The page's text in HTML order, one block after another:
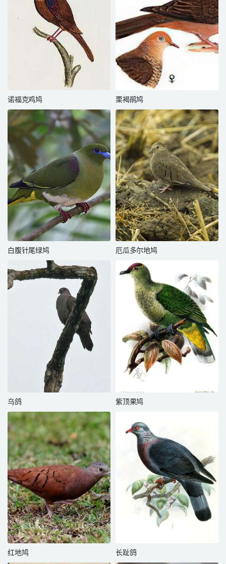
诺福克鸡鸠 栗褐鹃鸠
白腹针尾绿鸠 厄瓜多尔地鸠
乌鸽 紫顶果鸠
红地鸠 长趾鸽